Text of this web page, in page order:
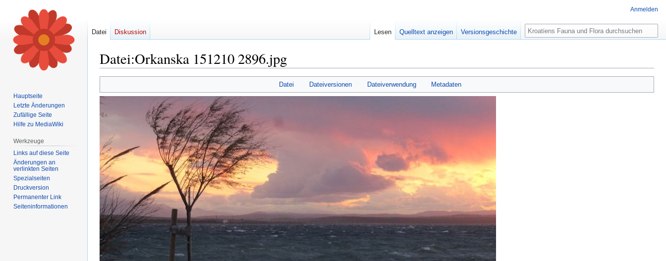
Datei:Orkanska 151210 2896.jpg
Navigation
springen
Suche
springen
Datei Dateiversionen Dateiverwendung Metadaten
Anmelden
Datei Diskussion Lesen Quelltext anzeigen Versionsgeschichte Suche
Hauptseite
Letzte Änderungen
Zufällige Seite
Hilfe zu MediaWiki
Werkzeuge
Links auf diese Seite
Änderungen an
verlinkten Seiten
Spezialseiten
Druckversion
Permanenter Link
Seiten­informationen